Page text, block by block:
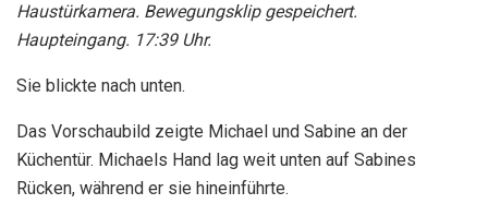
Haustürkamera. Bewegungsklip gespeichert.
Haupteingang. 17:39 Uhr.
Sie blickte nach unten.
Das Vorschaubild zeigte Michael und Sabine an der
Küchentür. Michaels Hand lag weit unten auf Sabines
Rücken, während er sie hineinführte.